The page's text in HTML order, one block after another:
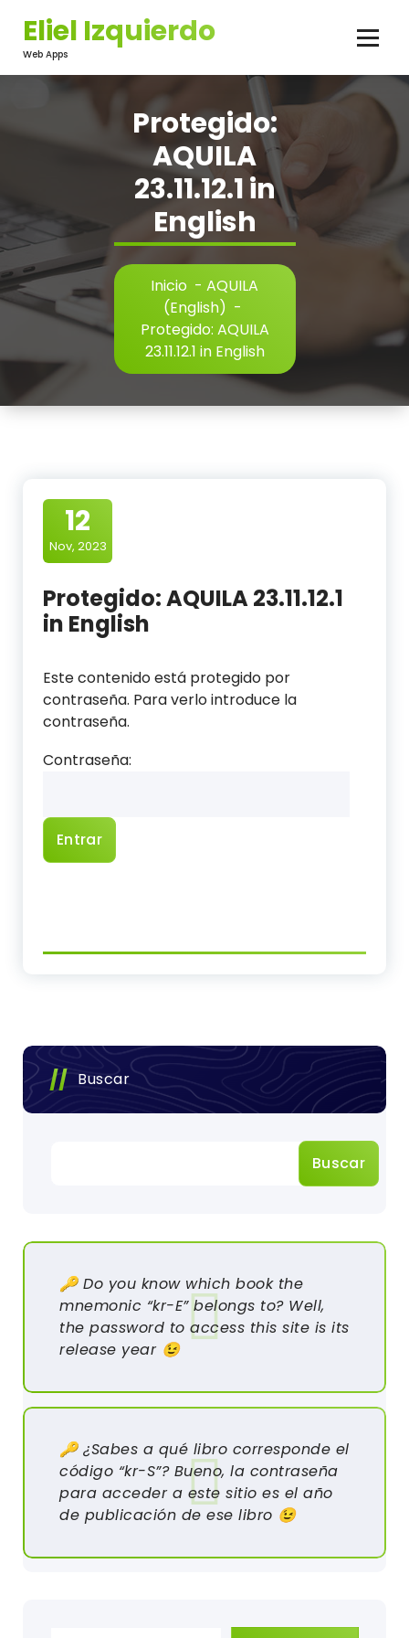
contenido
Eliel Izquierdo
Web Apps
Protegido:
AQUILA
23.11.12.1 in
English
Inicio - AQUILA
(English) -
Protegido: AQUILA
23.11.12.1 in English
12
Nov, 2023
Protegido: AQUILA 23.11.12.1
in English
Este contenido está protegido por
contraseña. Para verlo introduce la
contraseña.
Contraseña:
Buscar
Buscar
🔑 Do you know which book the
mnemonic “kr-E” belongs to? Well,
the password to access this site is its
release year 😉
🔑 ¿Sabes a qué libro corresponde el
código “kr-S”? Bueno, la contraseña
para acceder a este sitio es el año
de publicación de ese libro 😉